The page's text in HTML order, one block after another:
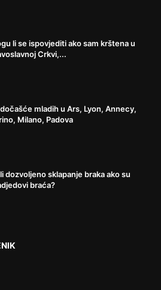
li se ispovjediti ako sam krštena u
Crkvi,...
mladih u Ars, Lyon, Annecy,
Milano, Padova
dozvoljeno sklapanje braka ako su
braća?